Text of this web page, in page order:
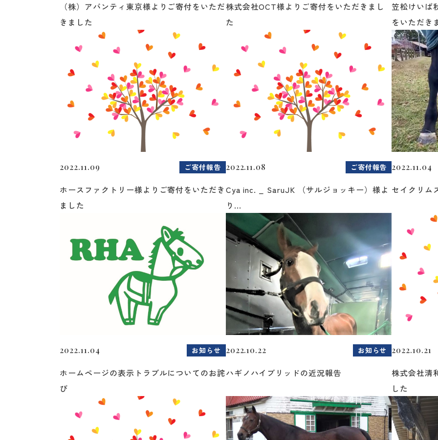
（株）アバンティ東京様よりご寄付をいただ
きました
株式会社OCT様よりご寄付をいただきまし
た
笠松けいば
をいただき
2022.11.09 ご寄付報告
ホースファクトリー様よりご寄付をいただき
ました
2022.11.08 ご寄付報告
Cya inc. _ SaruJK （サルジョッキー）様よ
り...
2022.11.04
セイクリム
2022.11.04 お知らせ
ホームページの表示トラブルについてのお詫
び
2022.10.22 お知らせ
ハギノハイブリッドの近況報告
2022.10.21
株式会社清
した